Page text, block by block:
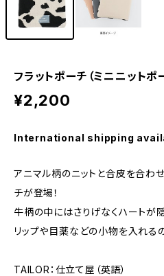
フラットポーチ（ミニニット
¥2,200
International shipping
アニマル柄のニットと合皮を合わ
チが登場！
牛柄の中にはさりげなくハートが
リップや目薬などの小物を入れる
TAILOR：仕立て屋（英語）